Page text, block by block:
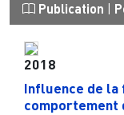
Publication
2018
Influence de
comportement